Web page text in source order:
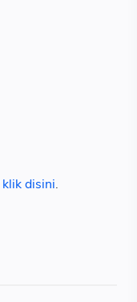
klik disini.